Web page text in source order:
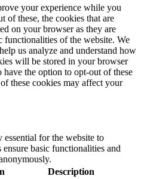
your experience while you
of these, the cookies that are
on your browser as they are
functionalities of the website. We
us analyze and understand how
will be stored in your browser
the option to opt-out of these
these cookies may affect your
essential for the website to
basic functionalities and
Description